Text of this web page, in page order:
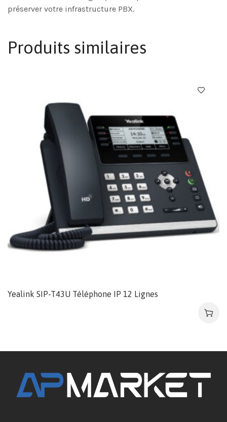
préserver votre infrastructure PBX.
Produits similaires
Yealink SIP-T43U Téléphone IP 12 Lignes